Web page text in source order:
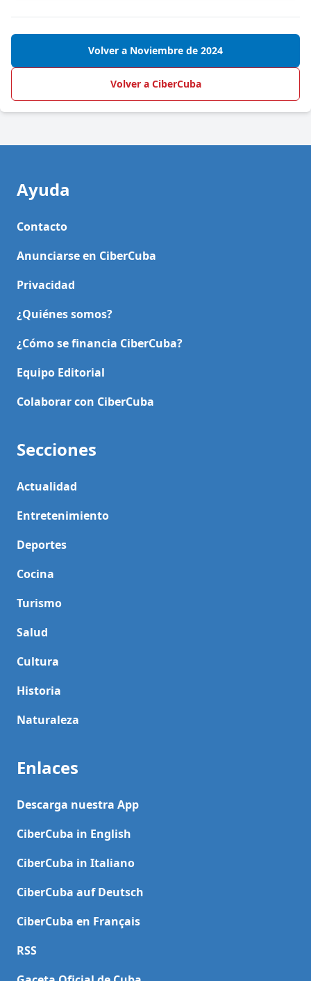
Volver a Noviembre de 2024
Volver a CiberCuba
Ayuda
Contacto
Anunciarse en CiberCuba
Privacidad
¿Quiénes somos?
¿Cómo se financia CiberCuba?
Equipo Editorial
Colaborar con CiberCuba
Secciones
Actualidad
Entretenimiento
Deportes
Cocina
Turismo
Salud
Cultura
Historia
Naturaleza
Enlaces
Descarga nuestra App
CiberCuba in English
CiberCuba in Italiano
CiberCuba auf Deutsch
CiberCuba en Français
RSS